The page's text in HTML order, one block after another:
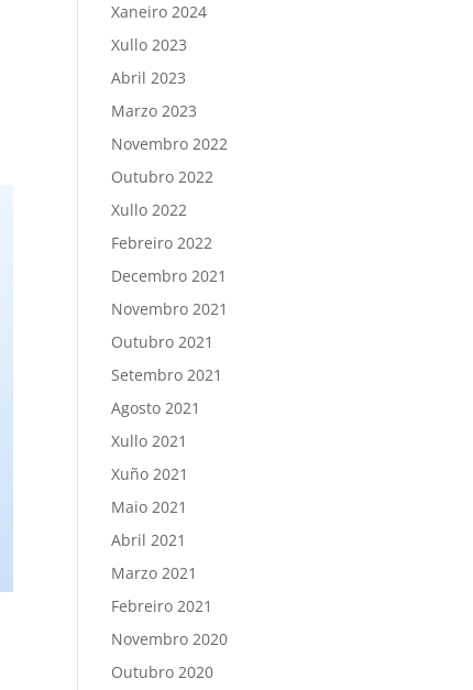
Xaneiro 2024
Xullo 2023
Abril 2023
Marzo 2023
Novembro 2022
Outubro 2022
Xullo 2022
Febreiro 2022
Decembro 2021
Novembro 2021
Outubro 2021
Setembro 2021
Agosto 2021
Xullo 2021
Xuño 2021
Maio 2021
Abril 2021
Marzo 2021
Febreiro 2021
Novembro 2020
Outubro 2020